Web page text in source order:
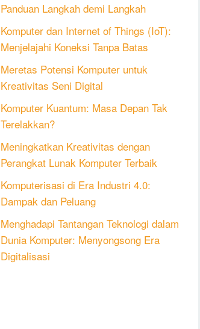
Panduan Langkah demi Langkah
Komputer dan Internet of Things (IoT):
Menjelajahi Koneksi Tanpa Batas
Meretas Potensi Komputer untuk
Kreativitas Seni Digital
Komputer Kuantum: Masa Depan Tak
Terelakkan?
Meningkatkan Kreativitas dengan
Perangkat Lunak Komputer Terbaik
Komputerisasi di Era Industri 4.0:
Dampak dan Peluang
Menghadapi Tantangan Teknologi dalam
Dunia Komputer: Menyongsong Era
Digitalisasi